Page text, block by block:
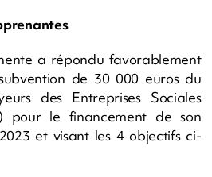
a répondu favorablement
de 30 000 euros du
des Entreprises Sociales
pour le financement de son
et visant les 4 objectifs ci-